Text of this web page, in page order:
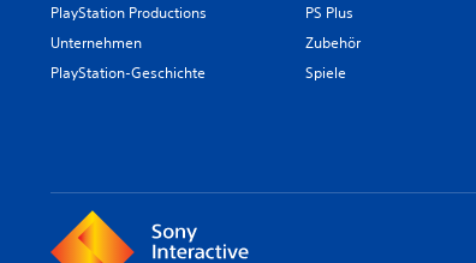
PlayStation Productions
Unternehmen
PlayStation-Geschichte
PS Plus
Zubehör
Spiele